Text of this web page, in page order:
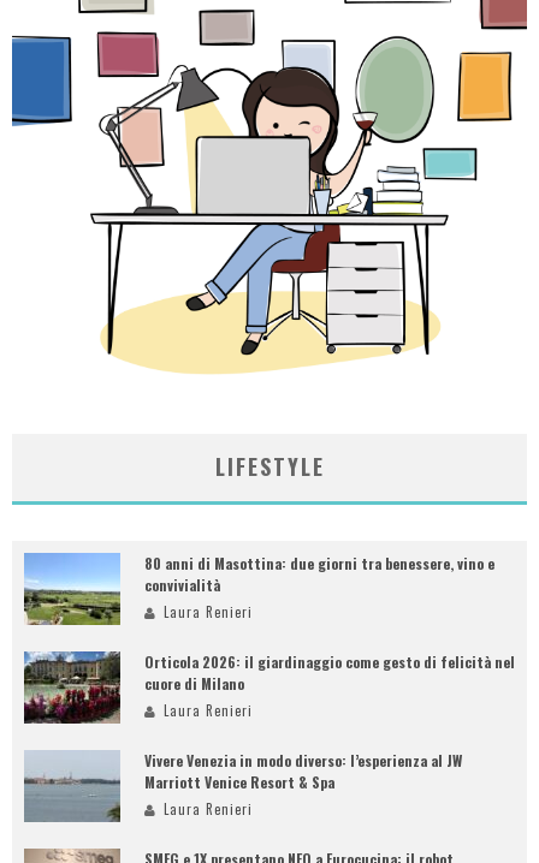
LIFESTYLE
80 anni di Masottina: due giorni tra benessere, vino e
convivialità
Laura Renieri
Orticola 2026: il giardinaggio come gesto di felicità nel
cuore di Milano
Laura Renieri
Vivere Venezia in modo diverso: l’esperienza al JW
Marriott Venice Resort & Spa
Laura Renieri
SMEG e 1X presentano NEO a Eurocucina: il robot